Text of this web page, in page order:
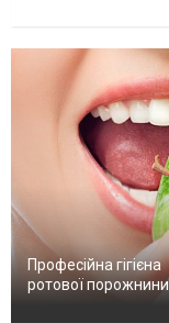
Професійна гігієна
ротової порожнини